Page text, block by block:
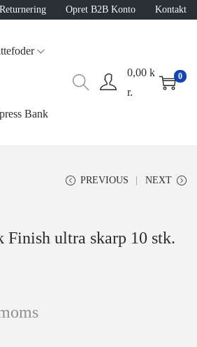
Returnering Opret B2B Konto Kontakt
Bank
0,00 k
r.
0
PREVIOUS NEXT
ultra skarp 10 stk.